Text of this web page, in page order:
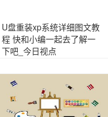
U盘重装xp系统详细图文教
程 快和小编一起去了解一
下吧_今日视点